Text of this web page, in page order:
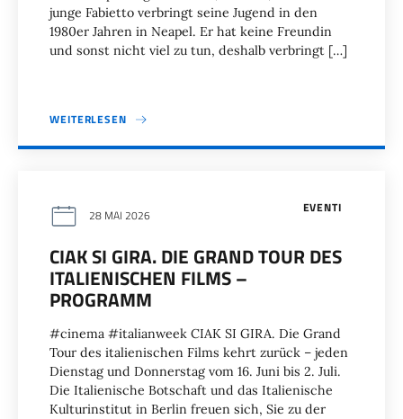
junge Fabietto verbringt seine Jugend in den
1980er Jahren in Neapel. Er hat keine Freundin
und sonst nicht viel zu tun, deshalb verbringt […]
WEITERLESEN
EVENTI
28 MAI 2026
CIAK SI GIRA. DIE GRAND TOUR DES
ITALIENISCHEN FILMS –
PROGRAMM
#cinema #italianweek CIAK SI GIRA. Die Grand
Tour des italienischen Films kehrt zurück – jeden
Dienstag und Donnerstag vom 16. Juni bis 2. Juli.
Die Italienische Botschaft und das Italienische
Kulturinstitut in Berlin freuen sich, Sie zu der